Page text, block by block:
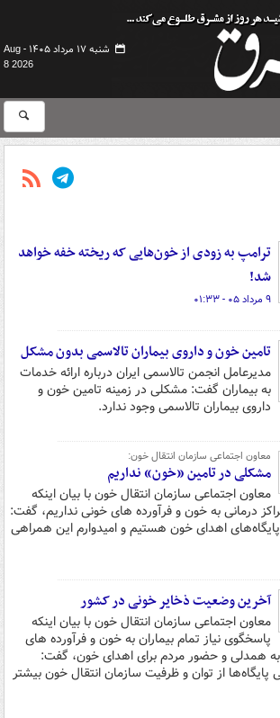
شنبه ۱۷ مرداد ۱۴۰۵ -
Aug
8 2026
ترامپ به زودی از خون‌هایی که ریخته خفه خواهد
شد!
۹ مرداد ۰۵ - ۰۱:۳۳
تامین خون و داروی بیماران تالاسمی بدون مشکل
مدیرعامل انجمن تالاسمی ایران درباره ارائه خدمات
به بیماران گفت: مشکلی در زمینه تامین خون و
داروی بیماران تالاسمی وجود ندارد.
معاون اجتماعی سازمان انتقال خون:
مشکلی در تامین «خون» نداریم
معاون اجتماعی سازمان انتقال خون با بیان اینکه
درمانی به خون و فرآورده های خونی نداریم، گفت:
اهدای خون هستیم و امیدوارم این همراهی
آخرین وضعیت ذخایر خونی در کشور
معاون اجتماعی سازمان انتقال خون با بیان اینکه
پاسخگوی نیاز تمام بیماران به خون و فرآورده های
همدلی و حضور مردم برای اهدای خون، گفت:
از توان و ظرفیت سازمان انتقال خون بیشتر